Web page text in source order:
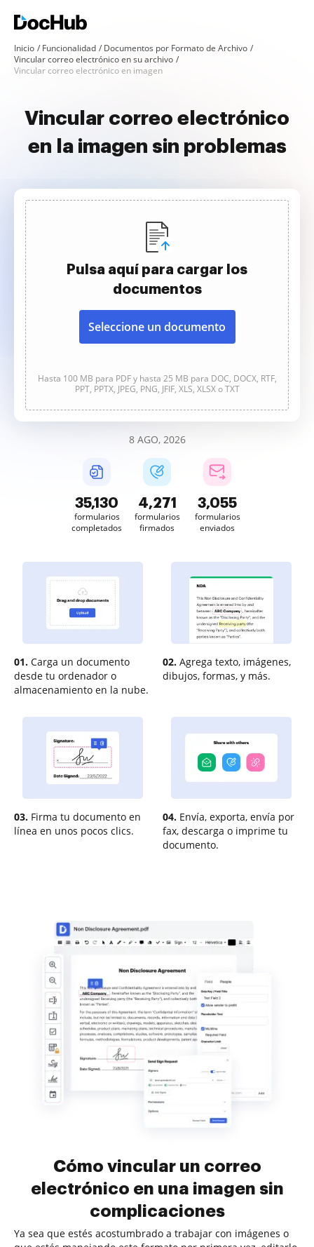
Inicio Funcionalidad
Documentos por Formato de Archivo
Vincular correo electrónico en su archivo
Vincular correo electrónico en imagen
Vincular correo electrónico
en la imagen sin problemas
Pulsa aquí para cargar los
documentos
Seleccione un documento
Hasta 100 MB para PDF y hasta 25 MB para DOC, DOCX, RTF,
PPT, PPTX, JPEG, PNG, JFIF, XLS, XLSX o TXT
8 AGO, 2026
35,130
formularios
completados
4,271
formularios
firmados
3,055
formularios
enviados
01. Carga un documento
desde tu ordenador o
almacenamiento en la nube.
02. Agrega texto, imágenes,
dibujos, formas, y más.
03. Firma tu documento en
línea en unos pocos clics.
04. Envía, exporta, envía por
fax, descarga o imprime tu
documento.
Cómo vincular un correo
electrónico en una imagen sin
complicaciones
Ya sea que estés acostumbrado a trabajar con imágenes o